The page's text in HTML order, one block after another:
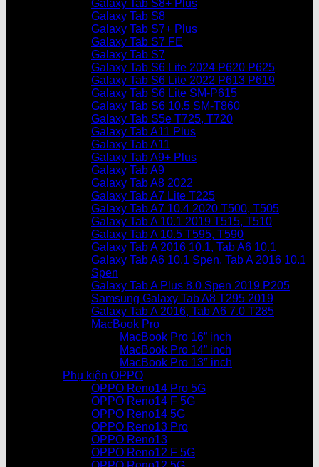
Galaxy Tab S8+ Plus
Galaxy Tab S8
Galaxy Tab S7+ Plus
Galaxy Tab S7 FE
Galaxy Tab S7
Galaxy Tab S6 Lite 2024 P620 P625
Galaxy Tab S6 Lite 2022 P613 P619
Galaxy Tab S6 Lite SM-P615
Galaxy Tab S6 10.5 SM-T860
Galaxy Tab S5e T725, T720
Galaxy Tab A11 Plus
Galaxy Tab A11
Galaxy Tab A9+ Plus
Galaxy Tab A9
Galaxy Tab A8 2022
Galaxy Tab A7 Lite T225
Galaxy Tab A7 10.4 2020 T500, T505
Galaxy Tab A 10.1 2019 T515, T510
Galaxy Tab A 10.5 T595, T590
Galaxy Tab A 2016 10.1, Tab A6 10.1
Galaxy Tab A6 10.1 Spen, Tab A 2016 10.1
Spen
Galaxy Tab A Plus 8.0 Spen 2019 P205
Samsung Galaxy Tab A8 T295 2019
Galaxy Tab A 2016, Tab A6 7.0 T285
MacBook Pro
MacBook Pro 16” inch
MacBook Pro 14” inch
MacBook Pro 13″ inch
Phụ kiện OPPO
OPPO Reno14 Pro 5G
OPPO Reno14 F 5G
OPPO Reno14 5G
OPPO Reno13 Pro
OPPO Reno13
OPPO Reno12 F 5G